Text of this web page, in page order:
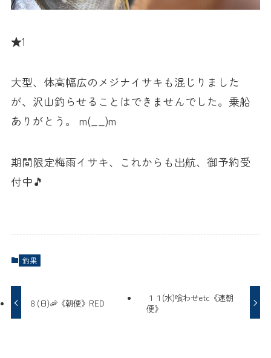
★1
大型、体高幅広のメジナイサキも混じりました
が、沢山釣らせることはできませんでした。乗船
ありがとう。 m(__)m
期間限定梅雨イサキ、これからも出航、御予約受
付中🎵
釣果
８(日)🦐《朝便》RED
１１(水)喰わせetc《速朝
便》